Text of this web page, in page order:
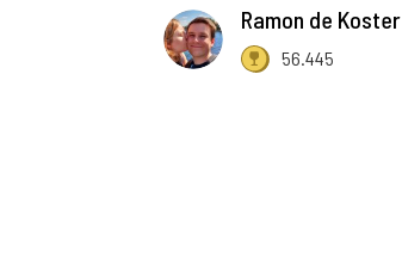
Ramon de Koster
56.445